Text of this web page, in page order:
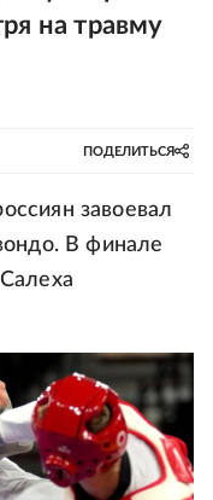
на травму
ПОДЕЛИТЬСЯ
завоевал
В финале